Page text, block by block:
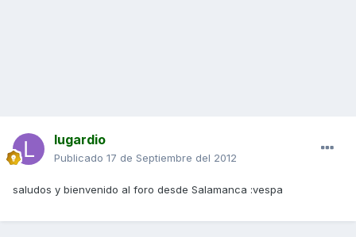
lugardio
Publicado 17 de Septiembre del 2012
saludos y bienvenido al foro desde Salamanca :vespa